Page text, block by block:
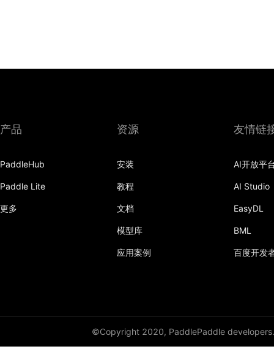
产品
PaddleHub
Paddle Lite
更多
资源
安装
教程
文档
模型库
应用案例
友情链
AI开放平
AI Studio
EasyDL
BML
百度开发
©Copyright 2020, PaddlePaddle developers.